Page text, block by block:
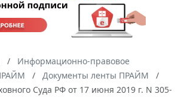
Информационно-правовое
Документы ленты ПРАЙМ
Суда РФ от 17 июня 2019 г. N 305-